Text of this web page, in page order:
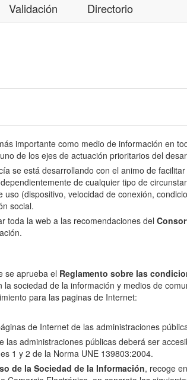
Validación Directorio
importante como medio de información en
de los ejes de actuación prioritarios del
se está desarrollando con el animo de
de cualquier tipo de
(dispositivo, velocidad de conexión,
social.
toda la web a las recomendaciones del
se aprueba el Reglamento sobre las
sociedad de la información y medios de
para las paginas de Internet:
de Internet de las administraciones
administraciones públicas deberá ser
1 y 2 de la Norma UNE 139803:2004.
de la Sociedad de la Información, recoge